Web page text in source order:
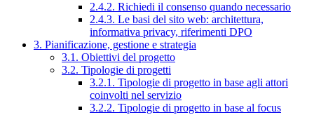
2.4.2. Richiedi il consenso quando necessario
2.4.3. Le basi del sito web: architettura,
informativa privacy, riferimenti DPO
3. Pianificazione, gestione e strategia
3.1. Obiettivi del progetto
3.2. Tipologie di progetti
3.2.1. Tipologie di progetto in base agli attori
coinvolti nel servizio
3.2.2. Tipologie di progetto in base al focus